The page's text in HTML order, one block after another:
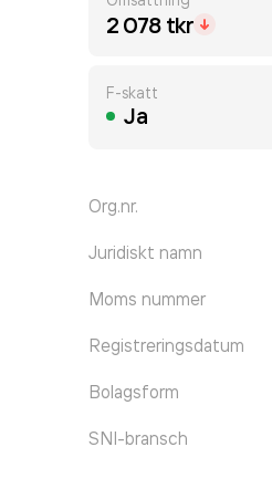
2 078 tkr
F-skatt
Ja
Org.nr.
Juridiskt namn
Moms nummer
Registreringsdatum
Bolagsform
SNI-bransch